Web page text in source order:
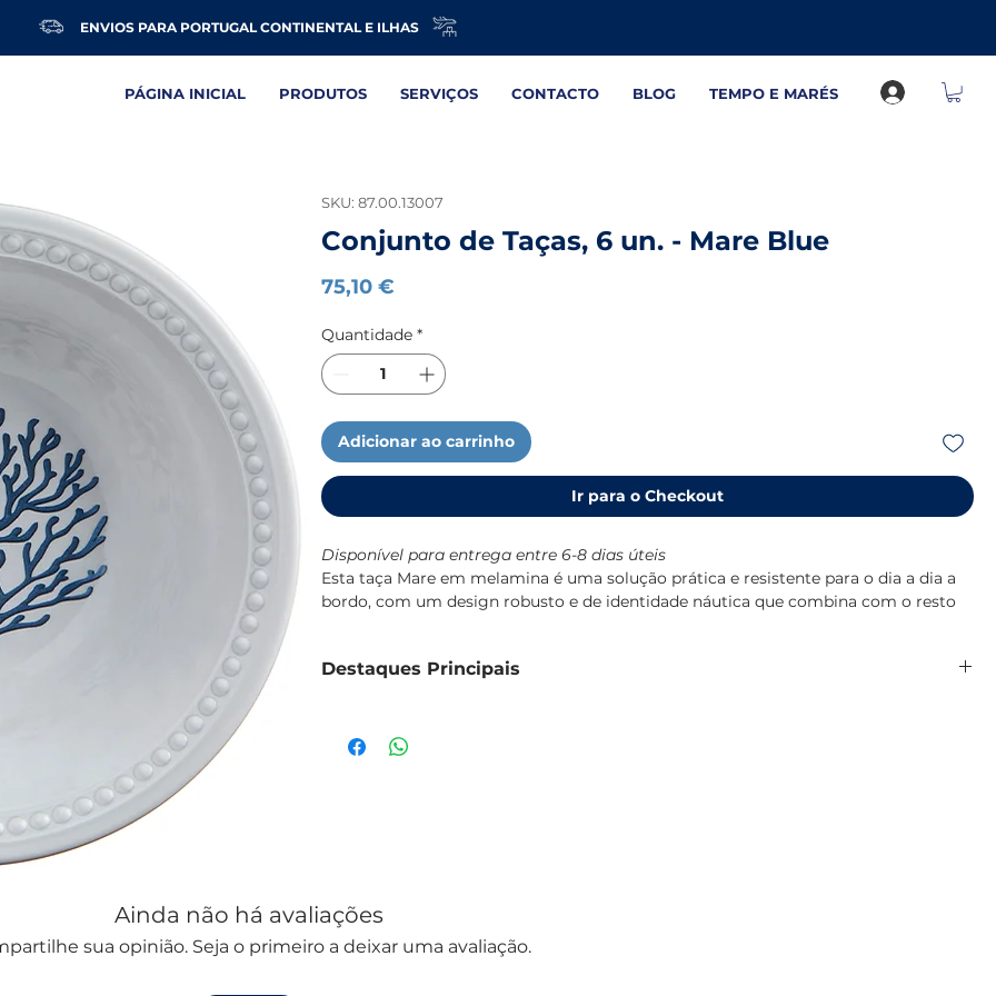
ENVIOS PARA PORTUGAL CONTINENTAL E ILHAS
PÁGINA INICIAL PRODUTOS SERVIÇOS CONTACTO BLOG TEMPO E MARÉS
SKU: 87.00.13007
Conjunto de Taças, 6 un. - Mare Blue
75,10 €
Quantidade *
Adicionar ao carrinho
Ir para o Checkout
Disponível para entrega entre 6-8 dias úteis
Esta taça Mare em melamina é uma solução prática e resistente para o dia a dia a
bordo, com um design robusto e de identidade náutica que combina com o resto
quedas, própria para uso diário a bordo, lavável em máquina de lavar loiça e sem
Destaques Principais
Resistente a impactos e quedas
Capacidade de 400ml
Ainda não há avaliações
sua opinião. Seja o primeiro a deixar uma avaliação.